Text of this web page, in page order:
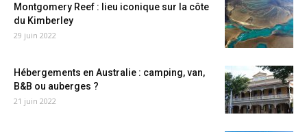
Montgomery Reef : lieu iconique sur la côte
du Kimberley
29 juin 2022
Hébergements en Australie : camping, van,
B&B ou auberges ?
21 juin 2022